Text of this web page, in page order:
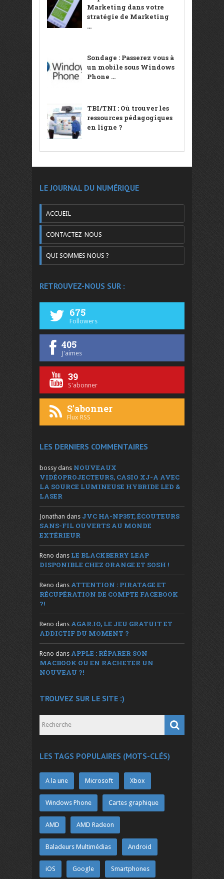
Marketing dans votre
stratégie de Marketing
...
Sondage : Passerez vous à
un mobile sous Windows
Phone ...
TBI/TNI : Où trouver les
ressources pédagogiques
en ligne ?
LE JOURNAL DU NUMÉRIQUE
ACCUEIL
CONTACTEZ-NOUS
QUI SOMMES NOUS ?
RETROUVEZ-NOUS SUR :
675
Followers
405
J'aimes
39
S'abonner
S'abonner
Flux RSS
LES DERNIERS COMMENTAIRES
bossy dans NOUVEAUX
VIDÉOPROJECTEURS, CASIO XJ-A AVEC
LA SOURCE LUMINEUSE HYBRIDE LED &
LASER
Jonathan dans JVC HA-NP35T, ÉCOUTEURS
SANS-FIL OUVERTS AU MONDE
EXTÉRIEUR
Reno dans LE BLACKBERRY LEAP
DISPONIBLE CHEZ ORANGE ET SOSH !
Reno dans ATTENTION : PIRATAGE ET
RÉCUPÉRATION DE COMPTE FACEBOOK
?!
Reno dans AGAR.IO, LE JEU GRATUIT ET
ADDICTIF DU MOMENT ?
Reno dans APPLE : RÉPARER SON
MACBOOK OU EN RACHETER UN
NOUVEAU ?!
TROUVEZ SUR LE SITE :)
LES TAGS POPULAIRES (MOTS-CLÉS)
A la une Microsoft Xbox
Windows Phone Cartes graphique
AMD AMD Radeon
Baladeurs Multimédias Android
iOS Google Smartphones